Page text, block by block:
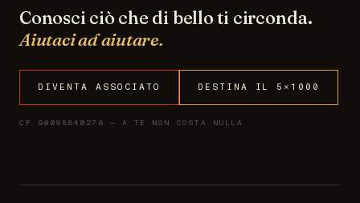
Conosci ciò che di bello ti circonda.
Aiutaci ad aiutare.
DIVENTA ASSOCIATO DESTINA IL 5×1000
CF 90098840276 — A TE NON COSTA NULLA